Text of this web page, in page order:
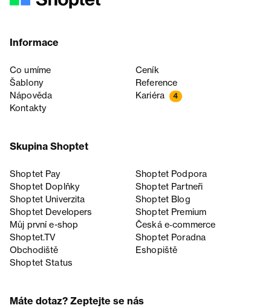
Informace
Co umíme
Ceník
Šablony
Reference
Nápověda
Kariéra 4
Kontakty
Skupina Shoptet
Shoptet Pay
Shoptet Podpora
Shoptet Doplňky
Shoptet Partneři
Shoptet Univerzita
Shoptet Blog
Shoptet Developers
Shoptet Premium
Můj první e-shop
Česká e‑commerce
Shoptet.TV
Shoptet Poradna
Obchodiště
Eshopiště
Shoptet Status
Máte dotaz? Zeptejte se nás